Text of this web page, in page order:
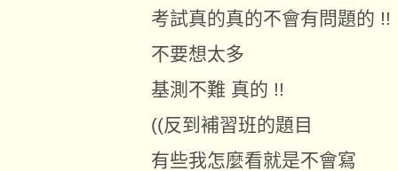
考試真的真的不會有問題的 !!
不要想太多
基測不難 真的 !!
((反到補習班的題目
有些我怎麼看就是不會寫